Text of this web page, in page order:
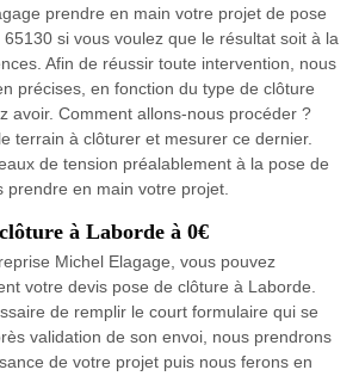
prendre en main votre projet de pose
si vous voulez que le résultat soit à la
Afin de réussir toute intervention, nous
précises, en fonction du type de clôture
avoir. Comment allons-nous procéder ?
terrain à clôturer et mesurer ce dernier.
de tension préalablement à la pose de
prendre en main votre projet.
à Laborde à 0€
Michel Elagage, vous pouvez
votre devis pose de clôture à Laborde.
de remplir le court formulaire qui se
validation de son envoi, nous prendrons
de votre projet puis nous ferons en